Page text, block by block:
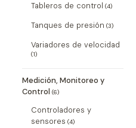
Tableros de control (4)
Tanques de presión (3)
Variadores de velocidad
(1)
Medición, Monitoreo y
Control (6)
Controladores y
sensores (4)